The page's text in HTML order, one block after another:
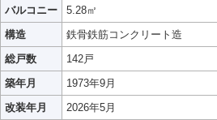
バルコニー
5.28㎡
構造
鉄骨鉄筋コンクリート造
総戸数
142戸
築年月
1973年9月
改装年月
2026年5月